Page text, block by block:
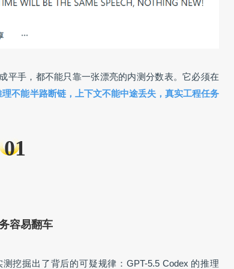
平手，都不能只靠一张漂亮的内测分数表。它必须在
理不能半路断链，上下文不能中途丢失，真实工程任务
01
容易翻车
挖掘出了背后的可疑规律：GPT-5.5 Codex 的推理